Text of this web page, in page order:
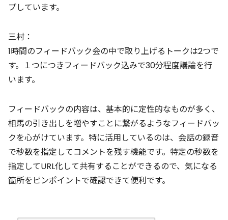
プしています。
三村：
1時間のフィードバック会の中で取り上げるトークは2つで
す。１つにつきフィードバック込みで30分程度議論を行
います。
フィードバックの内容は、基本的に定性的なものが多く、
相馬の引き出しを増やすことに繋がるようなフィードバッ
クを心がけています。特に活用しているのは、会話の録音
で秒数を指定してコメントを残す機能です。特定の秒数を
指定してURL化して共有することができるので、気になる
箇所をピンポイントで確認できて便利です。